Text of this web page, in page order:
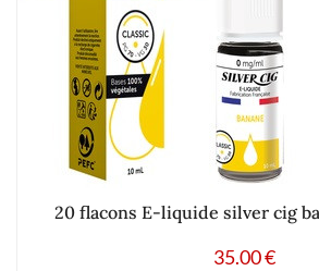
20 flacons E-liquide silver cig
35.00€